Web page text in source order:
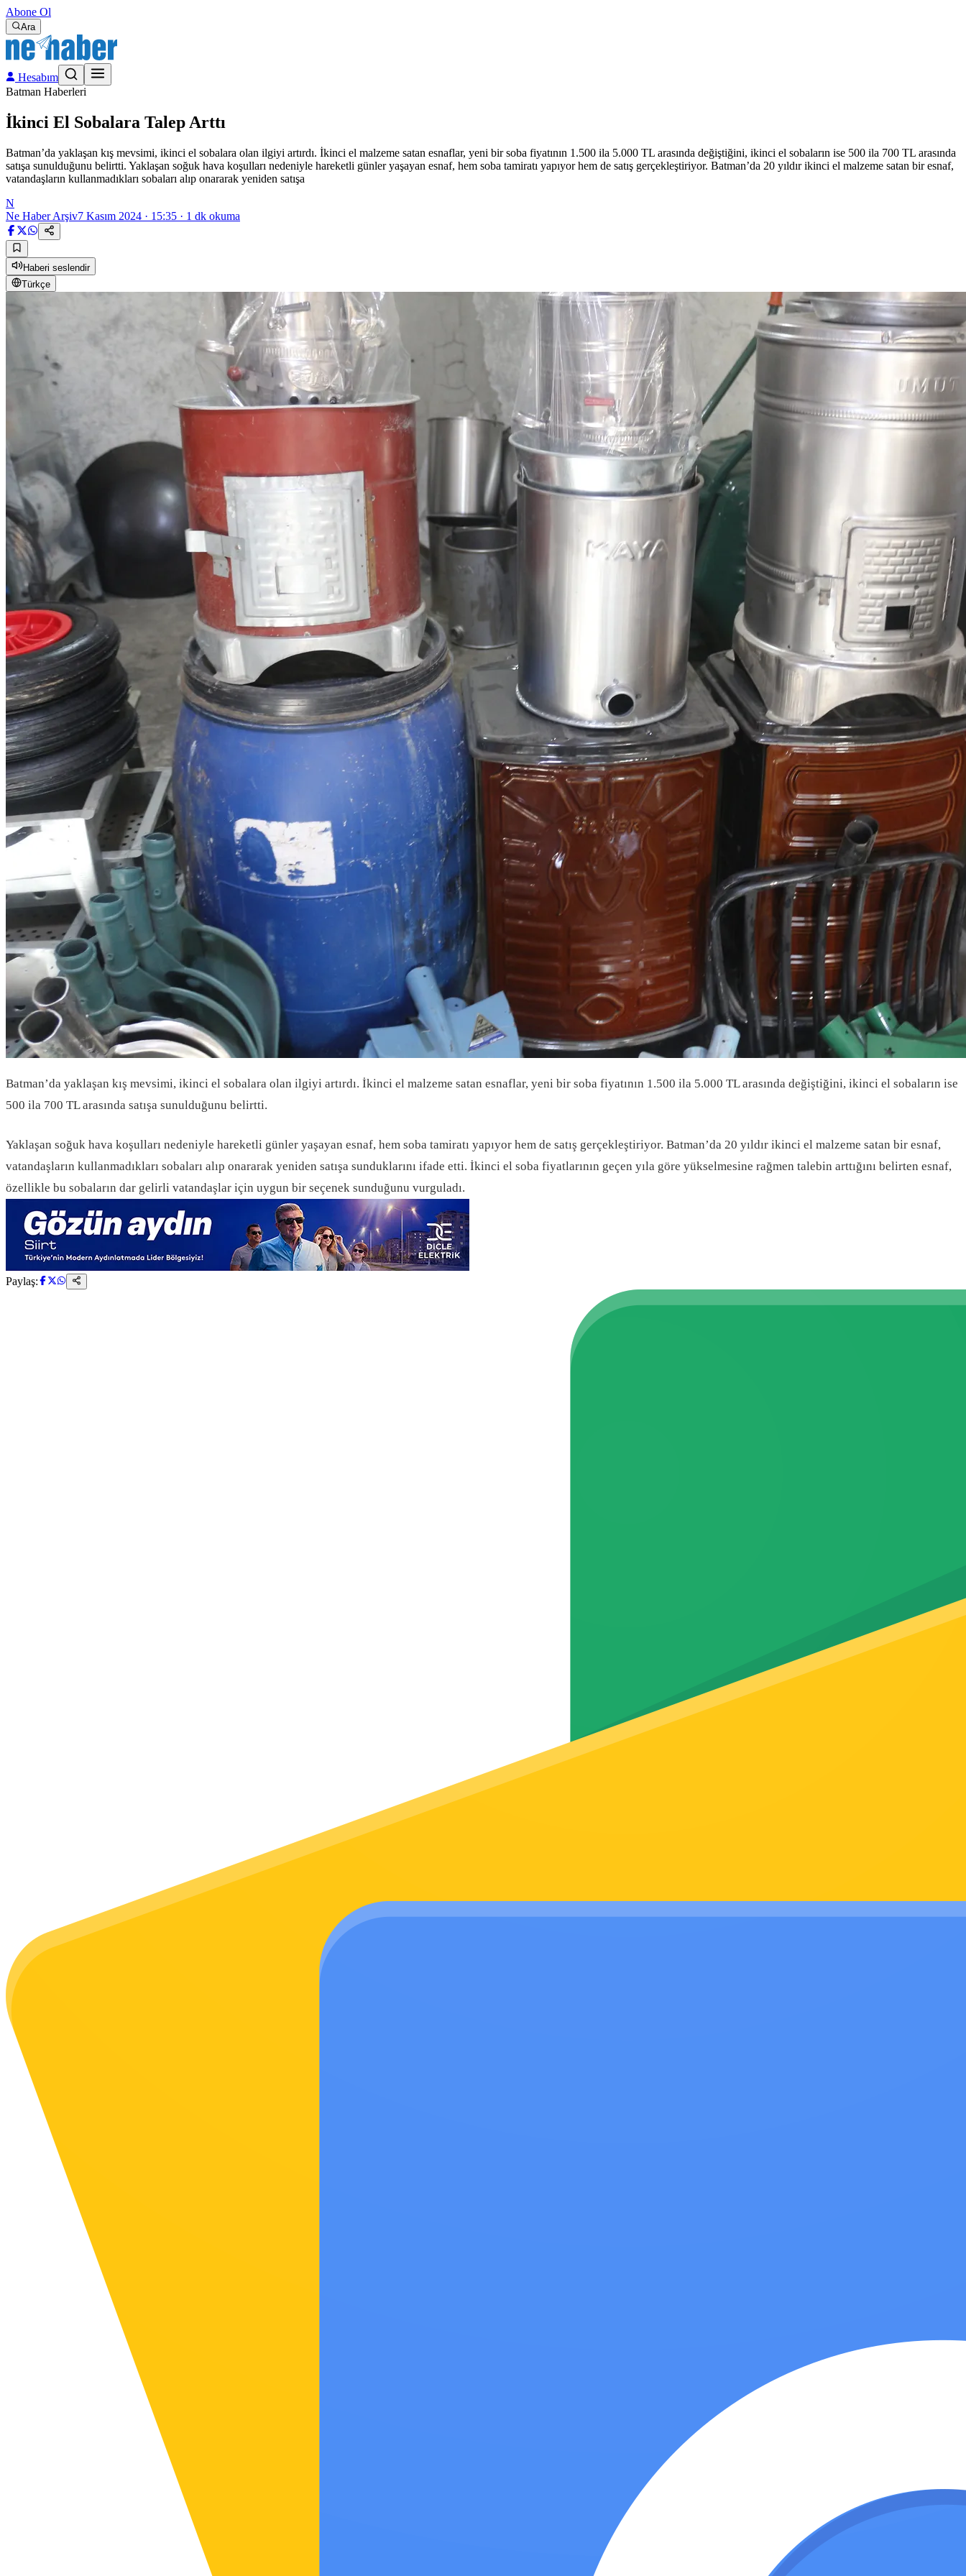
Abone Ol
Ara
Hesabım
Batman Haberleri
İkinci El Sobalara Talep Arttı
Batman’da yaklaşan kış mevsimi, ikinci el sobalara olan ilgiyi artırdı. İkinci el malzeme satan esnaflar, yeni bir soba fiyatının 1.500 ila 5.000 TL arasında değiştiğini, ikinci el sobaların ise 500 ila 700 TL arasında
satışa sunulduğunu belirtti. Yaklaşan soğuk hava koşulları nedeniyle hareketli günler yaşayan esnaf, hem soba tamiratı yapıyor hem de satış gerçekleştiriyor. Batman’da 20 yıldır ikinci el malzeme satan bir esnaf,
vatandaşların kullanmadıkları sobaları alıp onararak yeniden satışa
N
Ne Haber Arşiv7 Kasım 2024 · 15:35 · 1 dk okuma
Haberi seslendir
Türkçe
Batman’da yaklaşan kış mevsimi, ikinci el sobalara olan ilgiyi artırdı. İkinci el malzeme satan esnaflar, yeni bir soba fiyatının 1.500 ila 5.000 TL arasında değiştiğini, ikinci el sobaların ise
500 ila 700 TL arasında satışa sunulduğunu belirtti.
Yaklaşan soğuk hava koşulları nedeniyle hareketli günler yaşayan esnaf, hem soba tamiratı yapıyor hem de satış gerçekleştiriyor. Batman’da 20 yıldır ikinci el malzeme satan bir esnaf,
vatandaşların kullanmadıkları sobaları alıp onararak yeniden satışa sunduklarını ifade etti. İkinci el soba fiyatlarının geçen yıla göre yükselmesine rağmen talebin arttığını belirten esnaf,
özellikle bu sobaların dar gelirli vatandaşlar için uygun bir seçenek sunduğunu vurguladı.
Paylaş: